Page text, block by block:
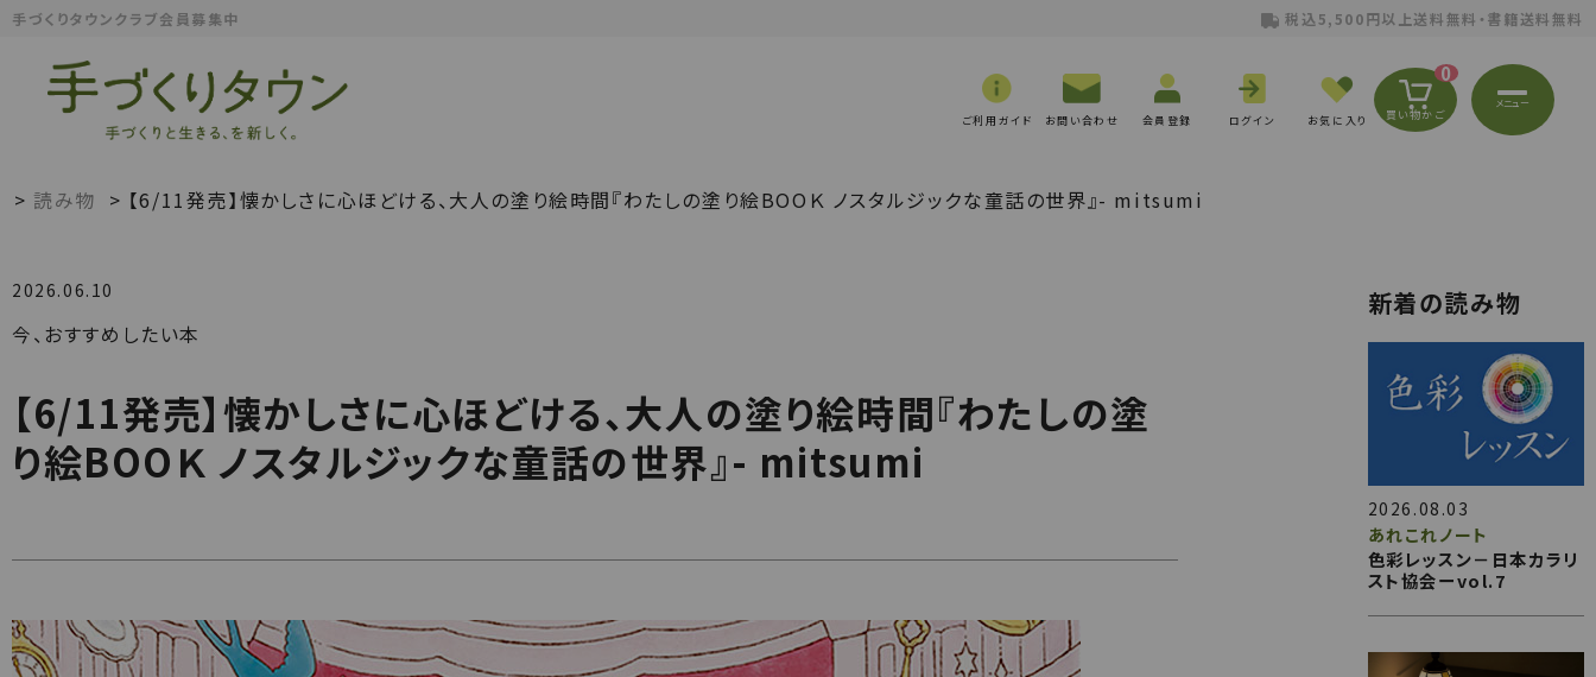
手づくりタウンクラブ会員募集中 税込5,500円以上送料無料・書籍送料無料
ご利用ガイド お問い合わせ 会員登録 ログイン お気に入り 買い物かご
0
メニュー
> 読み物 > 【6/11発売】懐かしさに心ほどける、大人の塗り絵時間『わたしの塗り絵BOOＫ ノスタルジックな童話の世界』- mitsumi
2026.06.10
今、おすすめしたい本
【6/11発売】懐かしさに心ほどける、大人の塗り絵時間『わたしの塗
り絵BOOＫ ノスタルジックな童話の世界』- mitsumi
新着の読み物
2026.08.03
あれこれノート
色彩レッスン－日本カラリ
スト協会ーvol.7